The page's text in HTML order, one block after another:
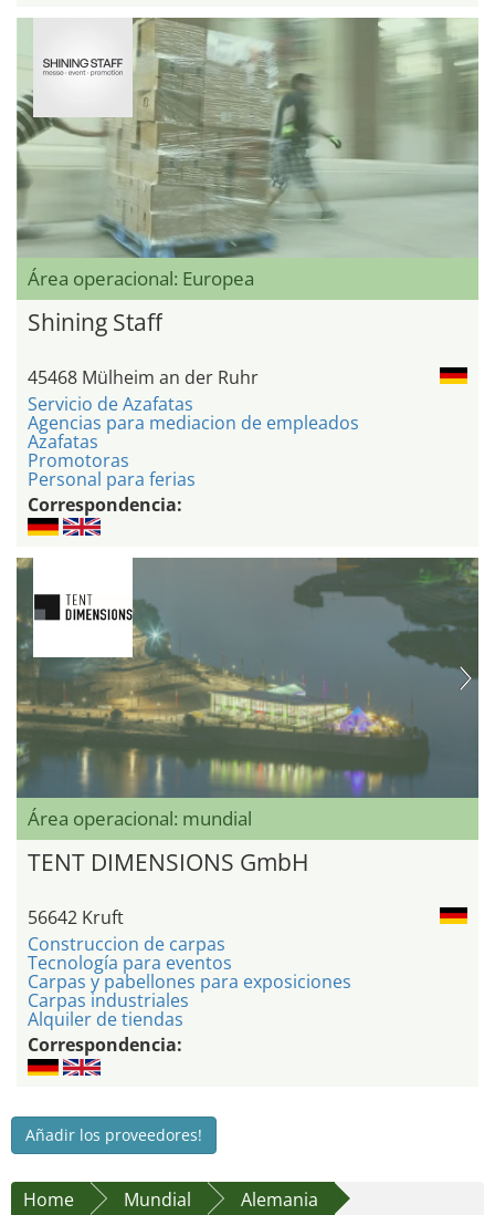
Área operacional: Europea
Shining Staff
45468 Mülheim an der Ruhr
Servicio de Azafatas
Agencias para mediacion de empleados
Azafatas
Promotoras
Personal para ferias
Correspondencia:
Área operacional: mundial
TENT DIMENSIONS GmbH
56642 Kruft
Construccion de carpas
Tecnología para eventos
Carpas y pabellones para exposiciones
Carpas industriales
Alquiler de tiendas
Correspondencia:
Añadir los proveedores!
Home Mundial
Alemania